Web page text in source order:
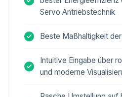
Servo Antriebstechnik
Beste Maßhaltigkeit
Intuitive Eingabe über
und moderne